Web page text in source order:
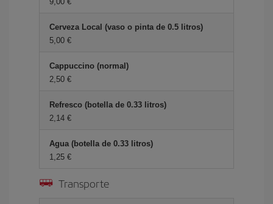
Cerveza Local (vaso o pinta de 0.5 litros)
5,00 €
Cappuccino (normal)
2,50 €
Refresco (botella de 0.33 litros)
2,14 €
Agua (botella de 0.33 litros)
1,25 €
Transporte